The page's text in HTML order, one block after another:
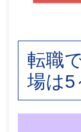
転職
場は5